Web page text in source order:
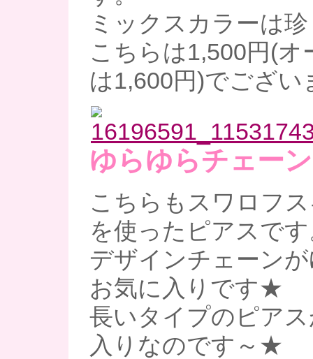
ミックスカラーは
こちらは1,500円(オ
は1,600円)でござい
ゆらゆらチェー
こちらもスワロフ
を使ったピアスで
デザインチェーン
お気に入りです★
長いタイプのピア
入りなのです～★